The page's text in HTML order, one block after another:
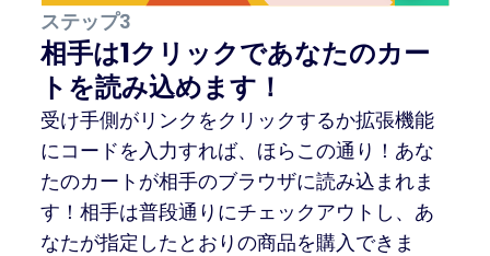
ステップ3
相手は1クリックであなたのカー
トを読み込めます！
受け手側がリンクをクリックするか拡張機能
にコードを入力すれば、ほらこの通り！あな
たのカートが相手のブラウザに読み込まれま
す！相手は普段通りにチェックアウトし、あ
なたが指定したとおりの商品を購入できま